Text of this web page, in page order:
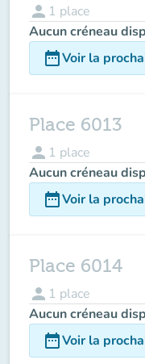
person 1 place
Aucun créneau
date_rangeVoir la
Place 6013
person 1 place
Aucun créneau
date_rangeVoir la
Place 6014
person 1 place
Aucun créneau
date_rangeVoir la